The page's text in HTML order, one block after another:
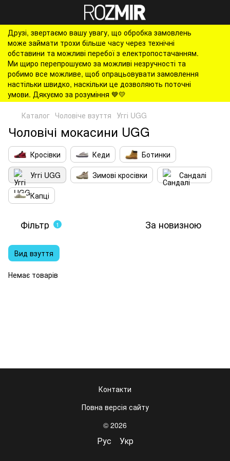
Друзі, звертаємо вашу увагу, що обробка замовлень
може займати трохи більше часу через технічні
обставини та можливі перебої з електропостачанням.
Ми щиро перепрошуємо за можливі незручності та
робимо все можливе, щоб опрацьовувати замовлення
настільки швидко, наскільки це дозволяють поточні
умови. Дякуємо за розуміння 💙💛
Каталог Чоловіче взуття Уггі UGG
Чоловічі мокасини UGG
Кросівки Кеди
Ботинки
Уггі UGG
Зимові кросівки
Сандалі
Капці
Фільтр 1 За новизною
Вид взуття
Немає товарів
Контакти
Повна версія сайту
© 2026
Рус Укр